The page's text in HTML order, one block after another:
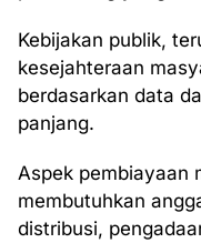
Kebijakan publik,
kesejahteraan
berdasarkan data
panjang.
Aspek pembiayaan
membutuhkan
distribusi,